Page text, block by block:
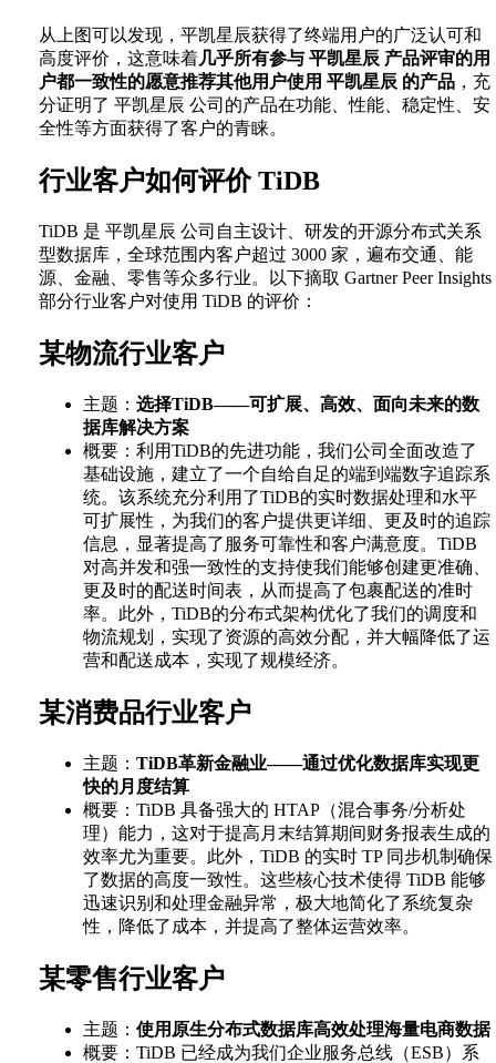
从上图可以发现，平凯星辰获得了终端用户的广泛认可和
高度评价，这意味着几乎所有参与 平凯星辰 产品评审的用
户都一致性的愿意推荐其他用户使用 平凯星辰 的产品 ，充
分证明了 平凯星辰 公司的产品在功能、性能、稳定性、安
全性等方面获得了客户的青睐。
行业客户如何评价 TiDB
TiDB 是 平凯星辰 公司自主设计、研发的开源分布式关系
型数据库，全球范围内客户超过 3000 家，遍布交通、能
源、金融、零售等众多行业。以下摘取 Gartner Peer Insights
部分行业客户对使用 TiDB 的评价：
某物流行业客户
主题： 选择TiDB——可扩展、高效、面向未来的数
据库解决方案
概要：利用TiDB的先进功能，我们公司全面改造了
基础设施，建立了一个自给自足的端到端数字追踪系
统。该系统充分利用了TiDB的实时数据处理和水平
可扩展性，为我们的客户提供更详细、更及时的追踪
信息，显著提高了服务可靠性和客户满意度。TiDB
对高并发和强一致性的支持使我们能够创建更准确、
更及时的配送时间表，从而提高了包裹配送的准时
率。此外，TiDB的分布式架构优化了我们的调度和
物流规划，实现了资源的高效分配，并大幅降低了运
营和配送成本，实现了规模经济。
某消费品行业客户
主题： TiDB革新金融业——通过优化数据库实现更
快的月度结算
概要：TiDB 具备强大的 HTAP（混合事务/分析处
理）能力，这对于提高月末结算期间财务报表生成的
效率尤为重要。此外，TiDB 的实时 TP 同步机制确保
了数据的高度一致性。这些核心技术使得 TiDB 能够
迅速识别和处理金融异常，极大地简化了系统复杂
性，降低了成本，并提高了整体运营效率。
某零售行业客户
主题： 使用原生分布式数据库高效处理海量电商数据
概要：TiDB 已经成为我们企业服务总线（ESB）系